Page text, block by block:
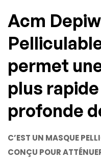
Acm
permet
plus
profonde
C’EST UN MASQUE
CONÇU POUR